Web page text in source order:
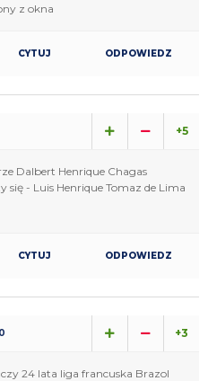
z okna
CYTUJ ODPOWIEDZ
+5
Dalbert Henrique Chagas
się - Luis Henrique Tomaz de Lima
CYTUJ ODPOWIEDZ
+3
24 lata liga francuska Brazol